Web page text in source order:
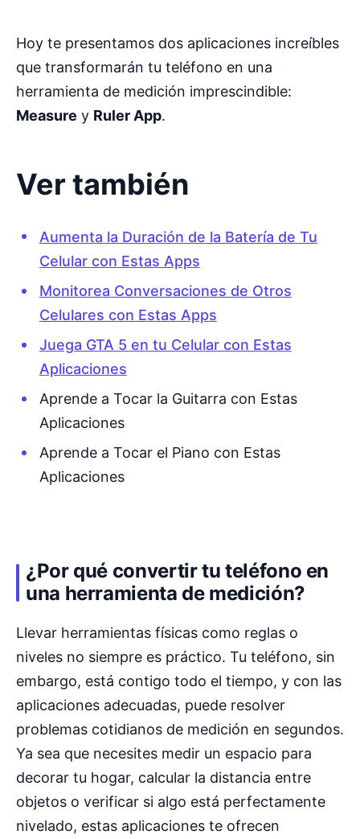
Hoy te presentamos dos aplicaciones increíbles
que transformarán tu teléfono en una
herramienta de medición imprescindible:
Measure y Ruler App.
Ver también
Aumenta la Duración de la Batería de Tu
Celular con Estas Apps
Monitorea Conversaciones de Otros
Celulares con Estas Apps
Juega GTA 5 en tu Celular con Estas
Aplicaciones
Aprende a Tocar la Guitarra con Estas
Aplicaciones
Aprende a Tocar el Piano con Estas
Aplicaciones
¿Por qué convertir tu teléfono en
una herramienta de medición?
Llevar herramientas físicas como reglas o
niveles no siempre es práctico. Tu teléfono, sin
embargo, está contigo todo el tiempo, y con las
aplicaciones adecuadas, puede resolver
problemas cotidianos de medición en segundos.
Ya sea que necesites medir un espacio para
decorar tu hogar, calcular la distancia entre
objetos o verificar si algo está perfectamente
nivelado, estas aplicaciones te ofrecen